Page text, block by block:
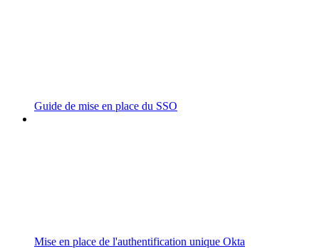
Guide de mise en place du SSO
Mise en place de l'authentification unique Okta